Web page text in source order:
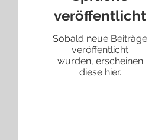
veröffentlicht
Sobald neue Beiträge
veröffentlicht
wurden, erscheinen
diese hier.